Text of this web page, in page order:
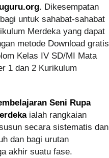
. Dikesempatan
untuk sahabat-sahabat
Merdeka yang dapat
metode Download gratis
Kelas IV SD/MI Mata
1 dan 2 Kurikulum
Seni Rupa
ialah rangkaian
secara sistematis dan
dan bagi urutan
akhir suatu fase.